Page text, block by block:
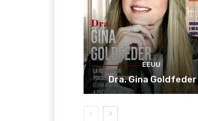
EEUU
Dra. Gina Goldfeder